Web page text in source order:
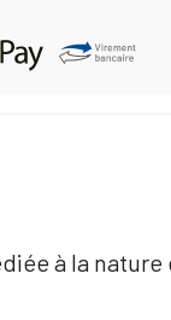
à la nature